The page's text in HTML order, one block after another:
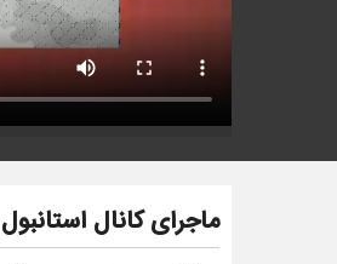
ماجرای کانال